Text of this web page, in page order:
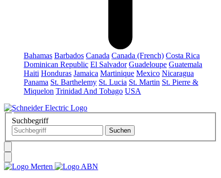
Bahamas Barbados Canada Canada (French) Costa Rica
Dominican Republic El Salvador Guadeloupe Guatemala
Haiti Honduras Jamaica Martinique Mexico Nicaragua
Panama St. Barthelemy St. Lucia St. Martin St. Pierre &
Miquelon Trinidad And Tobago USA
Suchbegriff